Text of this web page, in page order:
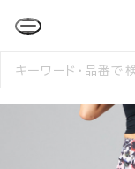
検